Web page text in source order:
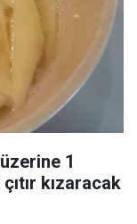
1
kızaracak